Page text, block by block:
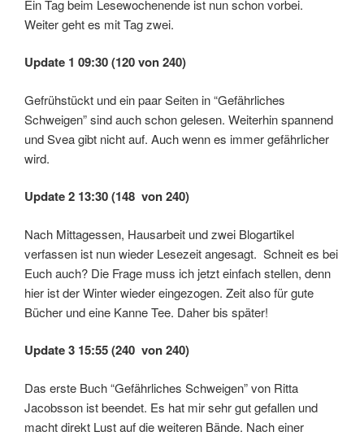
Ein Tag beim Lesewochenende ist nun schon vorbei.
Weiter geht es mit Tag zwei.
Update 1 09:30 (120 von 240)
Gefrühstückt und ein paar Seiten in “Gefährliches
Schweigen” sind auch schon gelesen. Weiterhin spannend
und Svea gibt nicht auf. Auch wenn es immer gefährlicher
wird.
Update 2 13:30 (148 von 240)
Nach Mittagessen, Hausarbeit und zwei Blogartikel
verfassen ist nun wieder Lesezeit angesagt. Schneit es bei
Euch auch? Die Frage muss ich jetzt einfach stellen, denn
hier ist der Winter wieder eingezogen. Zeit also für gute
Bücher und eine Kanne Tee. Daher bis später!
Update 3 15:55 (240 von 240)
Das erste Buch “Gefährliches Schweigen” von Ritta
Jacobsson ist beendet. Es hat mir sehr gut gefallen und
macht direkt Lust auf die weiteren Bände. Nach einer